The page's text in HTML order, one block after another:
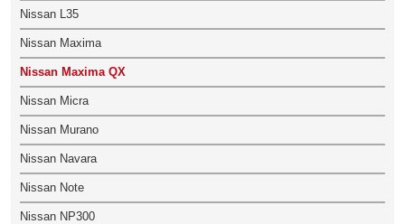
Nissan L35
Nissan Maxima
Nissan Maxima QX
Nissan Micra
Nissan Murano
Nissan Navara
Nissan Note
Nissan NP300